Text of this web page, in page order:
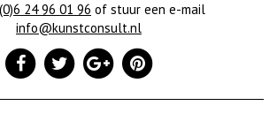
24 96 01 96 of stuur een e-mail
info@kunstconsult.nl